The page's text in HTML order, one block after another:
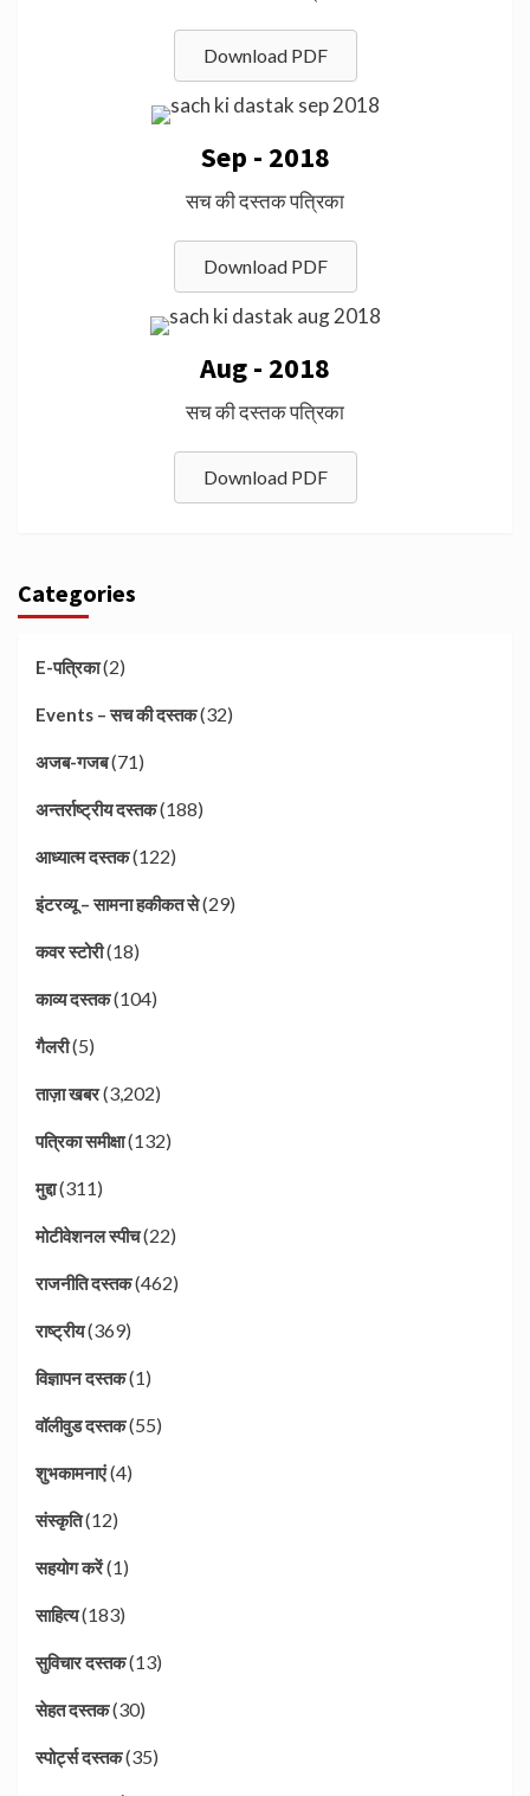
Download PDF
Sep - 2018
सच की दस्तक पत्रिका
Download PDF
Aug - 2018
सच की दस्तक पत्रिका
Download PDF
Categories
E-पत्रिका(2)
Events – सच की दस्तक(32)
अजब-गजब(71)
अन्तर्राष्ट्रीय दस्तक(188)
आध्यात्म दस्तक(122)
इंटरव्यू – सामना हकीकत से(29)
कवर स्टोरी(18)
काव्य दस्तक(104)
गैलरी(5)
ताज़ा खबर(3,202)
पत्रिका समीक्षा(132)
मुद्दा(311)
मोटीवेशनल स्पीच(22)
राजनीति दस्तक(462)
राष्ट्रीय(369)
विज्ञापन दस्तक(1)
वॉलीवुड दस्तक(55)
शुभकामनाएं(4)
संस्कृति(12)
सहयोग करें(1)
साहित्य(183)
सुविचार दस्तक(13)
सेहत दस्तक(30)
स्पोर्ट्स दस्तक(35)